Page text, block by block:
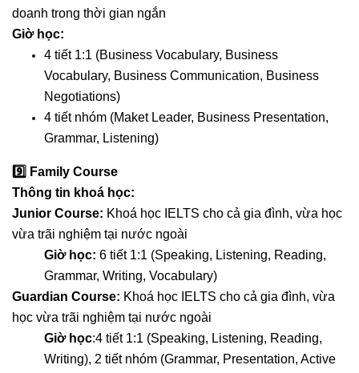
doanh trong thời gian ngắn
Giờ học:
4 tiết 1:1 (Business Vocabulary, Business
Vocabulary, Business Communication, Business
Negotiations)
4 tiết nhóm (Maket Leader, Business Presentation,
Grammar, Listening)
9️⃣
Family Course
Thông tin khoá học:
Junior Course: Khoá học IELTS cho cả gia đình, vừa học
vừa trãi nghiệm tại nước ngoài
Giờ học: 6 tiết 1:1 (Speaking, Listening, Reading,
Grammar, Writing, Vocabulary)
Guardian Course: Khoá học IELTS cho cả gia đình, vừa
học vừa trãi nghiệm tại nước ngoài
Giờ học:4 tiết 1:1 (Speaking, Listening, Reading,
Writing), 2 tiết nhóm (Grammar, Presentation, Active